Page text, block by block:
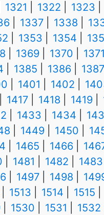
1321 1322
1323
1337 1338
1353 1354
1369 1370
1385 1386
1387
1401 1402
1417 1418 1419
1433 1434
1449 1450
1465 1466
1481 1482
1483
1497 1498
1513 1514
1515
1530 1531 1532